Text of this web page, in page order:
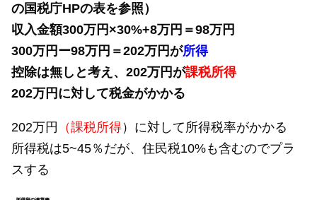
の国税庁HPの表を参照）
収入金額300万円×30%+8万円＝98万円
300万円ー98万円＝202万円が所得
控除は無しと考え、202万円が課税所得
202万円に対して税金がかかる
202万円 （課税所得）に対して所得税率がかかる
所得税は5~45％だが、住民税10%も含むのでプラ
スする